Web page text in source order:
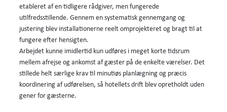
etableret af en tidligere rådgiver, men fungerede
utilfredsstillende. Gennem en systematisk gennemgang og
justering blev installationerne reelt omprojekteret og bragt til at
fungere efter hensigten.
Arbejdet kunne imidlertid kun udføres i meget korte tidsrum
mellem afrejse og ankomst af gæster på de enkelte værelser. Det
stillede helt særlige krav til minutiøs planlægning og præcis
koordinering af udførelsen, så hotellets drift blev opretholdt uden
gener for gæsterne.